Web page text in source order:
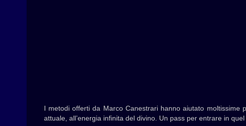
I metodi offerti da Marco Canestrari hanno aiutato
attuale, all’energia infinita del divino. Un pass per entrare in